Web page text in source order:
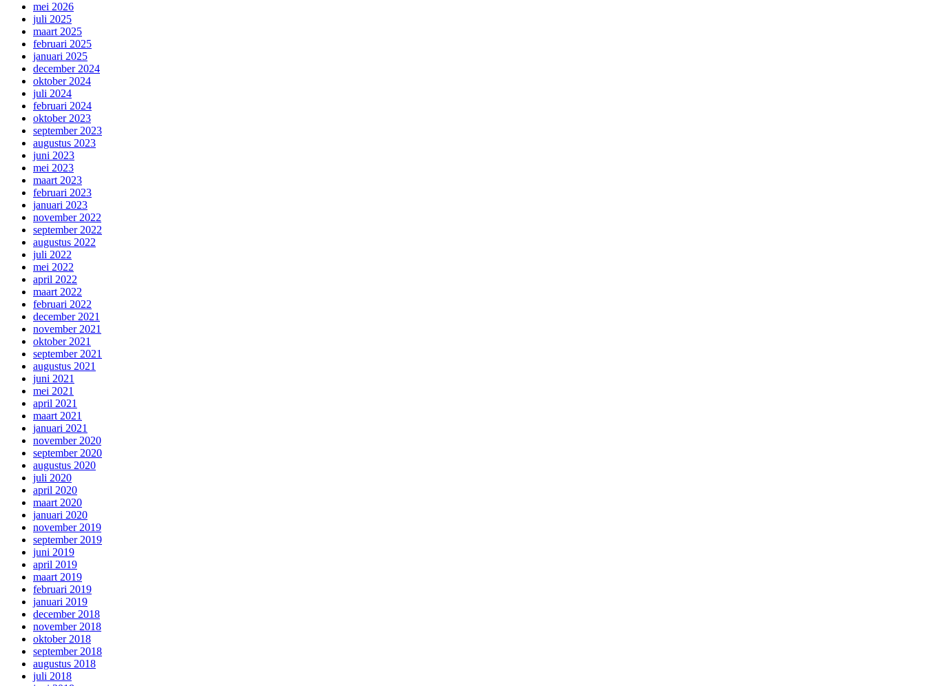
mei 2026
juli 2025
maart 2025
februari 2025
januari 2025
december 2024
oktober 2024
juli 2024
februari 2024
oktober 2023
september 2023
augustus 2023
juni 2023
mei 2023
maart 2023
februari 2023
januari 2023
november 2022
september 2022
augustus 2022
juli 2022
mei 2022
april 2022
maart 2022
februari 2022
december 2021
november 2021
oktober 2021
september 2021
augustus 2021
juni 2021
mei 2021
april 2021
maart 2021
januari 2021
november 2020
september 2020
augustus 2020
juli 2020
april 2020
maart 2020
januari 2020
november 2019
september 2019
juni 2019
april 2019
maart 2019
februari 2019
januari 2019
december 2018
november 2018
oktober 2018
september 2018
augustus 2018
juli 2018